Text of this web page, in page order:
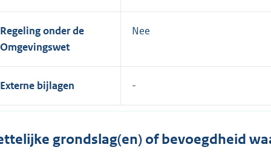
Regeling onder de
Omgevingswet
Nee
Externe bijlagen
grondslag(en) of bevoegdheid